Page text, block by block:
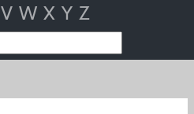
V W X Y Z